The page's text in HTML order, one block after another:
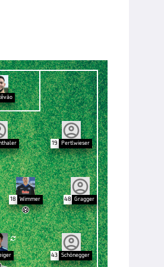
19 Pertlwieser
18 Wimmer

48 Gragger

43 Schönegger